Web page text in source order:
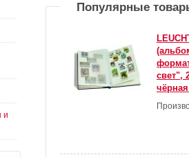
Популярные
свет",
и